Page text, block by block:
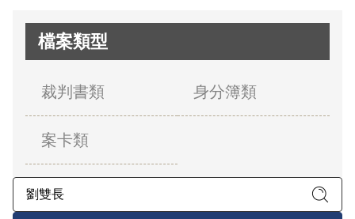
新生訓導處
關於我們
意見信箱
檔案類型
裁判書類 身分簿類
案卡類